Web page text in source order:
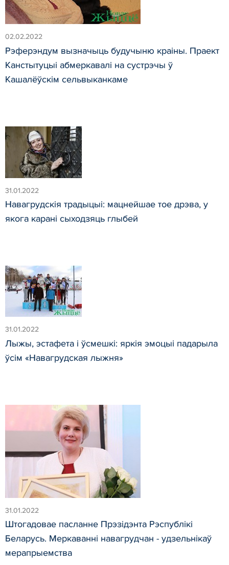
02.02.2022
Рэферэндум вызначыць будучыню краіны. Праект
Канстытуцыі абмеркавалі на сустрэчы ў
Кашалёўскім сельвыканкаме
31.01.2022
Навагрудскія традыцыі: мацнейшае тое дрэва, у
якога карані сыходзяць глыбей
31.01.2022
Лыжы, эстафета і ўсмешкі: яркія эмоцыі падарыла
ўсім «Навагрудская лыжня»
31.01.2022
Штогадовае пасланне Прэзідэнта Рэспублікі
Беларусь. Меркаванні навагрудчан - удзельнікаў
мерапрыемства